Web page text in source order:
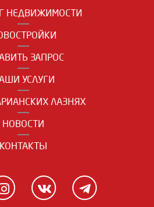
НЕДВИЖИМОСТИ
ЗАПРОС
УСЛУГИ
ЛАЗНЯХ
НОВОСТИ
КОНТАКТЫ